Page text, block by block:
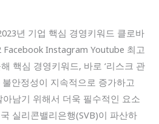
년 기업 핵심 경영키워드 클로바
Facebook Instagram Youtube 최고
핵심 경영키워드, 바로 ‘리스크 관
불안정성이 지속적으로 증가하고
남기 위해서 더욱 필수적인 요소
실리콘밸리은행(SVB)이 파산하